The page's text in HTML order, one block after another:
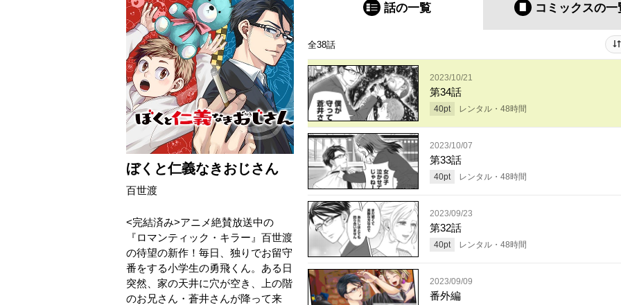
ぼくと仁義なきおじさん
百世渡
<完結済み>アニメ絶賛放送中の
『ロマンティック・キラー』百世渡
の待望の新作！毎日、独りでお留守
番をする小学生の勇飛くん。ある日
突然、家の天井に穴が空き、上の階
のお兄さん・蒼井さんが降って来
話の一覧 コミックスの一
全38話
2023/10/21
第34話
40pt レンタル・ 48時間
2023/10/07
第33話
40pt レンタル・ 48時間
2023/09/23
第32話
40pt レンタル・ 48時間
2023/09/09
番外編